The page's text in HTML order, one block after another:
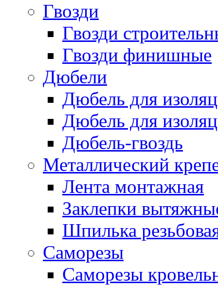
Гвозди
Гвозди
Гвозди финишные
Дюбели
Дюбель для
Дюбель для
Дюбель-гвоздь
Металлический
Лента монтажная
Заклепки
Шпилька
Саморезы
Саморезы